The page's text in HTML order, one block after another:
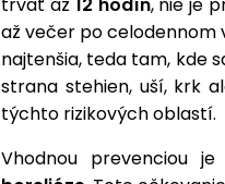
trvať až 12 hodín, nie je
až večer po celodennom
najtenšia, teda tam, kde
strana stehien, uší, krk
týchto rizikových oblastí.
Vhodnou prevenciou